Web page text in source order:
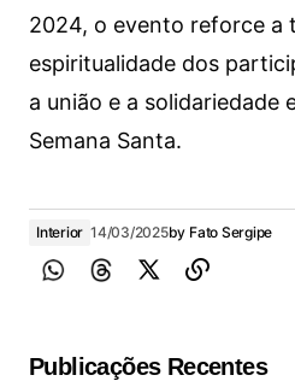
2024, o evento reforce a
espiritualidade dos
a união e a solidariedade
Semana Santa.
Interior 14/03/2025by Fato Sergipe
Publicações Recentes